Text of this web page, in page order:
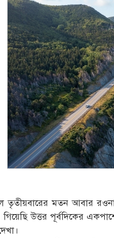
তৃতীয়বারের মতন আবার রওনা
উত্তর পূর্বদিকের